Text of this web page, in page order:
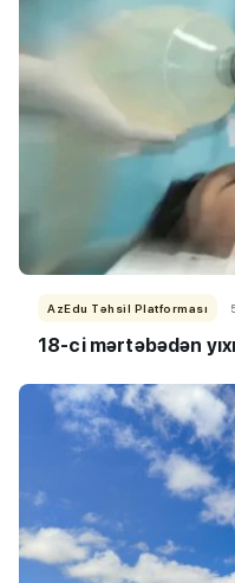
AzEdu Təhsil Platforması
18-ci mərtəbədən